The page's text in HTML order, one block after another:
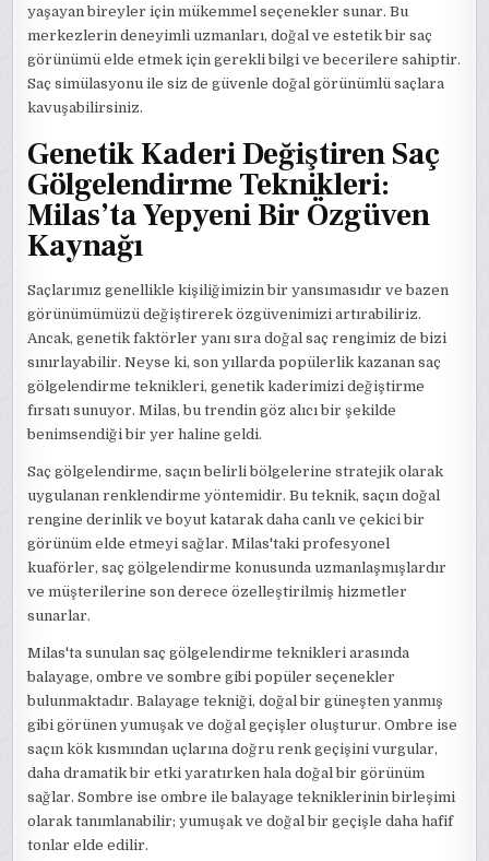
yaşayan bireyler için mükemmel seçenekler sunar. Bu
merkezlerin deneyimli uzmanları, doğal ve estetik bir saç
görünümü elde etmek için gerekli bilgi ve becerilere sahiptir.
Saç simülasyonu ile siz de güvenle doğal görünümlü saçlara
kavuşabilirsiniz.
Genetik Kaderi Değiştiren Saç
Gölgelendirme Teknikleri:
Milas’ta Yepyeni Bir Özgüven
Kaynağı
Saçlarımız genellikle kişiliğimizin bir yansımasıdır ve bazen
görünümümüzü değiştirerek özgüvenimizi artırabiliriz.
Ancak, genetik faktörler yanı sıra doğal saç rengimiz de bizi
sınırlayabilir. Neyse ki, son yıllarda popülerlik kazanan saç
gölgelendirme teknikleri, genetik kaderimizi değiştirme
fırsatı sunuyor. Milas, bu trendin göz alıcı bir şekilde
benimsendiği bir yer haline geldi.
Saç gölgelendirme, saçın belirli bölgelerine stratejik olarak
uygulanan renklendirme yöntemidir. Bu teknik, saçın doğal
rengine derinlik ve boyut katarak daha canlı ve çekici bir
görünüm elde etmeyi sağlar. Milas'taki profesyonel
kuaförler, saç gölgelendirme konusunda uzmanlaşmışlardır
ve müşterilerine son derece özelleştirilmiş hizmetler
sunarlar.
Milas'ta sunulan saç gölgelendirme teknikleri arasında
balayage, ombre ve sombre gibi popüler seçenekler
bulunmaktadır. Balayage tekniği, doğal bir güneşten yanmış
gibi görünen yumuşak ve doğal geçişler oluşturur. Ombre ise
saçın kök kısmından uçlarına doğru renk geçişini vurgular,
daha dramatik bir etki yaratırken hala doğal bir görünüm
sağlar. Sombre ise ombre ile balayage tekniklerinin birleşimi
olarak tanımlanabilir; yumuşak ve doğal bir geçişle daha hafif
tonlar elde edilir.